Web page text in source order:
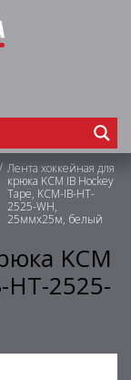
/ Лента хоккейная для
крюка KCM IB Hockey
Tape, KCM-IB-HT-
2525-WH,
25ммх25м, белый
KCM
HT-2525-